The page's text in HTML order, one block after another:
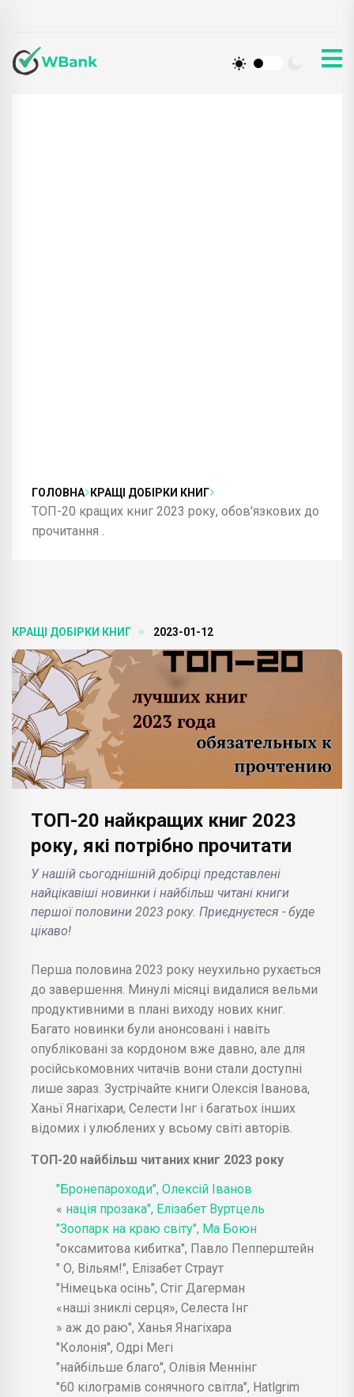
ГОЛОВНА КРАЩІ ДОБІРКИ КНИГ
ТОП-20 кращих книг 2023 року, обов'язкових до
прочитання .
КРАЩІ ДОБІРКИ КНИГ 2023-01-12
ТОП-20 найкращих книг 2023
року, які потрібно прочитати
У нашій сьогоднішній добірці представлені
найцікавіші новинки і найбільш читані книги
першої половини 2023 року. Приєднуєтеся - буде
цікаво!
Перша половина 2023 року неухильно рухається
до завершення. Минулі місяці видалися вельми
продуктивними в плані виходу нових книг.
Багато новинки були анонсовані і навіть
опубліковані за кордоном вже давно, але для
російськомовних читачів вони стали доступні
лише зараз. Зустрічайте книги Олексія Іванова,
Ханьї Янагіхари, Селести Інг і багатьох інших
відомих і улюблених у всьому світі авторів.
ТОП-20 найбільш читаних книг 2023 року
"Бронепароходи", Олексій Іванов
« нація прозака", Елізабет Вуртцель
"Зоопарк на краю світу", Ма Боюн
"оксамитова кибитка", Павло Пепперштейн
" О, Вільям!", Елізабет Страут
"Німецька осінь", Стіг Дагерман
«наші зниклі серця», Селеста Інг
» аж до раю", Ханья Янагіхара
"Колонія", Одрі Мегі
"найбільше благо", Олівія Меннінг
"60 кілограмів сонячного світла", Hatlgrim